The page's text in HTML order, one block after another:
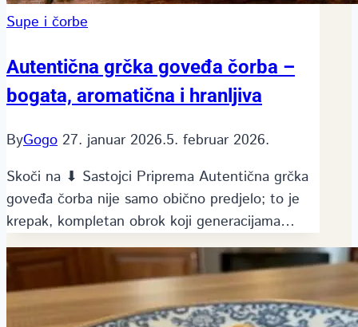
Supe i čorbe
Autentična grčka goveđa čorba –
bogata, aromatična i hranljiva
ByGogo 27. januar 2026.5. februar 2026.
Skoči na ⬇ Sastojci Priprema Autentična grčka
goveđa čorba nije samo obično predjelo; to je
krepak, kompletan obrok koji generacijama…